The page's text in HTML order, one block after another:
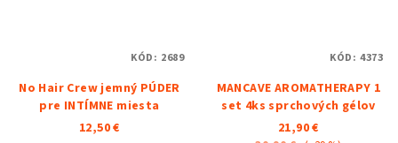
No Hair Crew jemný PÚDER
pre INTÍMNE miesta
12,50 €
KÓD: 2689
MANCAVE AROMATHERAPY 1
set 4ks sprchových gélov
21,90 €
KÓD: 4373